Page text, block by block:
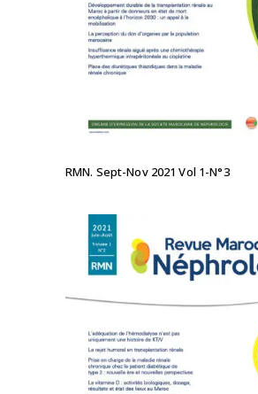
RMN. Sept-Nov 2021 Vol 1-N°3